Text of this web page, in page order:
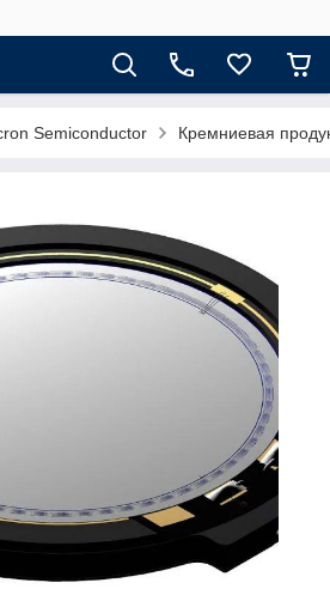
Semiconductor Кремниевая